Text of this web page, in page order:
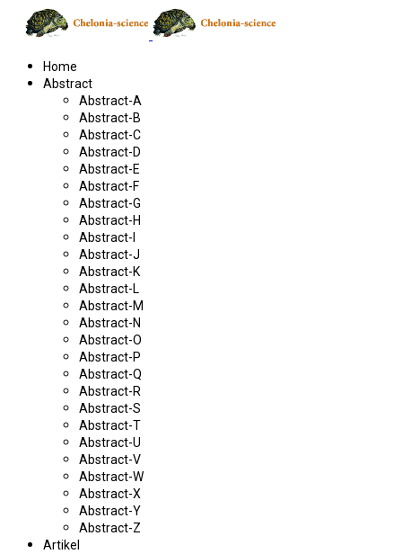
Home
Abstract
Abstract-A
Abstract-B
Abstract-C
Abstract-D
Abstract-E
Abstract-F
Abstract-G
Abstract-H
Abstract-I
Abstract-J
Abstract-K
Abstract-L
Abstract-M
Abstract-N
Abstract-O
Abstract-P
Abstract-Q
Abstract-R
Abstract-S
Abstract-T
Abstract-U
Abstract-V
Abstract-W
Abstract-X
Abstract-Y
Abstract-Z
Artikel